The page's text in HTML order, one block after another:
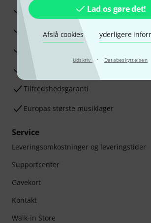
Lad os gøre det!
Afslå cookies yderligere
Udskriv · Databeskyttelsen
3 års Thomann Garanti
30 dages money back garanti
Råd fra vores eksperter
Tilfredshedsgaranti
Europas største musiklager
Service
Leveringsomkostninger og leveringstider
Supportcenter
Gavekort
Kontakt
Walk-in Store